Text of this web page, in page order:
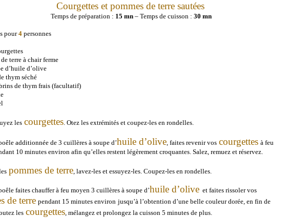
Courgettes et pommes de terre sautées
Temps de préparation : 15 mn– Temps de cuisson : 30 mn
pour 4 personnes
terre à chair ferme
d’huile d’olive
thym séché
de thym frais (facultatif)
les courgettes. Otez les extrémités et coupez-les en rondelles.
additionnée de 3 cuillères à soupe d’huile d’olive, faites revenir vos courgettes à feu
10 minutes environ afin qu’elles restent légèrement croquantes. Salez, remuez et réservez.
pommes de terre, lavez-les et essuyez-les. Coupez-les en rondelles.
faites chauffer à feu moyen 3 cuillères à soupe d’huile d’olive et faites rissoler vos
de terre pendant 15 minutes environ jusqu’à l’obtention d’une belle couleur dorée, en fin de
les courgettes, mélangez et prolongez la cuisson 5 minutes de plus.